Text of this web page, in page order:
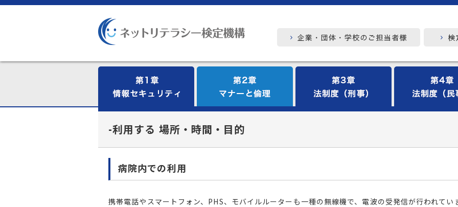
-利用する 場所・時間・目的
病院内での利用
携帯電話やスマートフォン、PHS、モバイルルーターも一種の無線機で、電波の受発信が行われてい